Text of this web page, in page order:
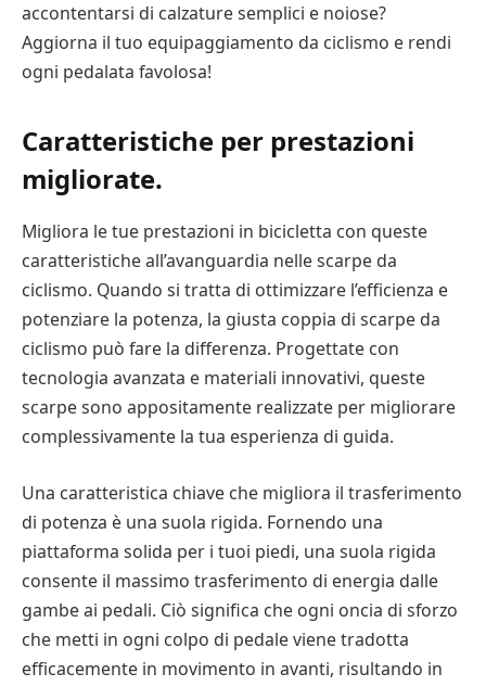
accontentarsi di calzature semplici e noiose?
Aggiorna il tuo equipaggiamento da ciclismo e rendi
ogni pedalata favolosa!
Caratteristiche per prestazioni
migliorate.
Migliora le tue prestazioni in bicicletta con queste
caratteristiche all’avanguardia nelle scarpe da
ciclismo. Quando si tratta di ottimizzare l’efficienza e
potenziare la potenza, la giusta coppia di scarpe da
ciclismo può fare la differenza. Progettate con
tecnologia avanzata e materiali innovativi, queste
scarpe sono appositamente realizzate per migliorare
complessivamente la tua esperienza di guida.
Una caratteristica chiave che migliora il trasferimento
di potenza è una suola rigida. Fornendo una
piattaforma solida per i tuoi piedi, una suola rigida
consente il massimo trasferimento di energia dalle
gambe ai pedali. Ciò significa che ogni oncia di sforzo
che metti in ogni colpo di pedale viene tradotta
efficacemente in movimento in avanti, risultando in